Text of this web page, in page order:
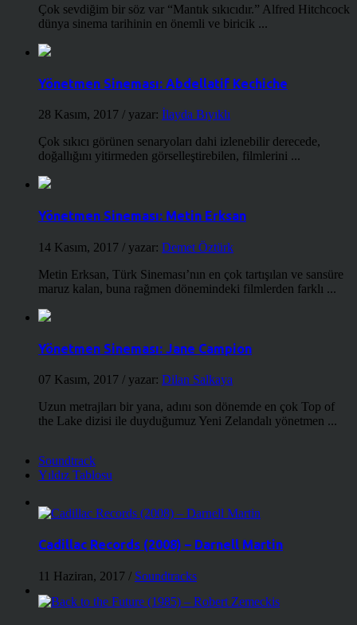
Çok sevdiğim bir söz var “Mantık sıkıcıdır.” Alfred Hitchcock
dünya sinema tarihinin en önemli ve biricik ...
Yönetmen Sineması: Abdellatif Kechiche
28 Kasım, 2017 / yazar: İlayda Bıyıklı
Çok sıkıcı görünen senaryoları dahi izlenebilir derecede,
doğallığını yitirmeden görselleştirebilen, filmlerini ...
Yönetmen Sineması: Metin Erksan
14 Kasım, 2017 / yazar: Demet Öztürk
Metin Erksan, Türk Sineması’nın en çok tartışılan ve sansüre
maruz kalan, buna rağmen dönemindeki filmlerden farklı ...
Yönetmen Sineması: Jane Campion
07 Kasım, 2017 / yazar: Dilan Salkaya
Uzun metrajları bir yana, adını son dönemde en çok Top of
the Lake dizisi ile duyduğumuz Yeni Zelandalı yönetmen ...
Soundtrack
Yıldız Tablosu
Cadillac Records (2008) – Darnell Martin
11 Haziran, 2017 / Soundtracks